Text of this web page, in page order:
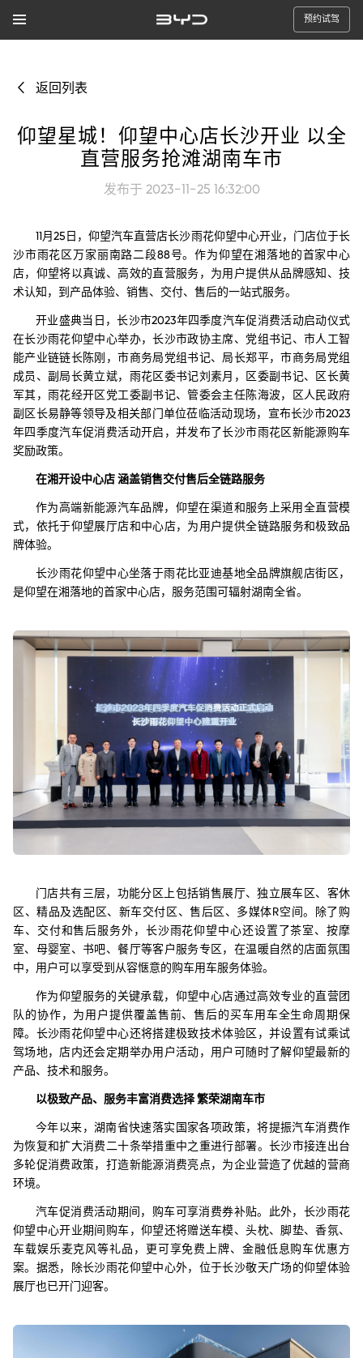
预约试驾
返回列表
仰望星城！仰望中心店长沙开业 以全
直营服务抢滩湖南车市
发布于 2023-11-25 16:32:00
11月25日，仰望汽车直营店长沙雨花仰望中心开业，门店位于长
沙市雨花区万家丽南路二段88号。作为仰望在湘落地的首家中心
店，仰望将以真诚、高效的直营服务，为用户提供从品牌感知、技
术认知，到产品体验、销售、交付、售后的一站式服务。
开业盛典当日，长沙市2023年四季度汽车促消费活动启动仪式
在长沙雨花仰望中心举办，长沙市政协主席、党组书记、市人工智
能产业链链长陈刚，市商务局党组书记、局长郑平，市商务局党组
成员、副局长黄立斌，雨花区委书记刘素月，区委副书记、区长黄
军其，雨花经开区党工委副书记、管委会主任陈海波，区人民政府
副区长易静等领导及相关部门单位莅临活动现场，宣布长沙市2023
年四季度汽车促消费活动开启，并发布了长沙市雨花区新能源购车
奖励政策。
在湘开设中心店 涵盖销售交付售后全链路服务
作为高端新能源汽车品牌，仰望在渠道和服务上采用全直营模
式，依托于仰望展厅店和中心店，为用户提供全链路服务和极致品
牌体验。
长沙雨花仰望中心坐落于雨花比亚迪基地全品牌旗舰店街区，
是仰望在湘落地的首家中心店，服务范围可辐射湖南全省。
门店共有三层，功能分区上包括销售展厅、独立展车区、客休
区、精品及选配区、新车交付区、售后区、多媒体R空间。除了购
车、交付和售后服务外，长沙雨花仰望中心还设置了茶室、按摩
室、母婴室、书吧、餐厅等客户服务专区，在温暖自然的店面氛围
中，用户可以享受到从容惬意的购车用车服务体验。
作为仰望服务的关键承载，仰望中心店通过高效专业的直营团
队的协作，为用户提供覆盖售前、售后的买车用车全生命周期保
障。长沙雨花仰望中心还将搭建极致技术体验区，并设置有试乘试
驾场地，店内还会定期举办用户活动，用户可随时了解仰望最新的
产品、技术和服务。
以极致产品、服务丰富消费选择 繁荣湖南车市
今年以来，湖南省快速落实国家各项政策，将提振汽车消费作
为恢复和扩大消费二十条举措重中之重进行部署。长沙市接连出台
多轮促消费政策，打造新能源消费亮点，为企业营造了优越的营商
环境。
汽车促消费活动期间，购车可享消费券补贴。此外，长沙雨花
仰望中心开业期间购车，仰望还将赠送车模、头枕、脚垫、香氛、
车载娱乐麦克风等礼品，更可享免费上牌、金融低息购车优惠方
案。据悉，除长沙雨花仰望中心外，位于长沙敬天广场的仰望体验
展厅也已开门迎客。